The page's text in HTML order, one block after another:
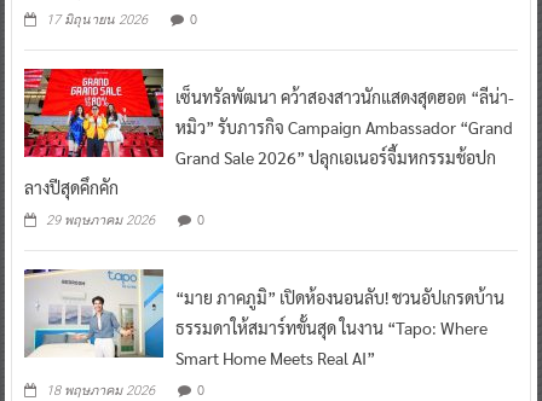
17 มิถุนายน 2026 0
เซ็นทรัลพัฒนา คว้าสองสาวนักแสดงสุดฮอต “ลีน่า-
หมิว” รับภารกิจ Campaign Ambassador “Grand
Grand Sale 2026” ปลุกเอเนอร์จี้มหกรรมช้อปก
ลางปีสุดคึกคัก
29 พฤษภาคม 2026 0
“มาย ภาคภูมิ” เปิดห้องนอนลับ! ชวนอัปเกรดบ้าน
ธรรมดาให้สมาร์ทขั้นสุด ในงาน “Tapo: Where
Smart Home Meets Real AI”
18 พฤษภาคม 2026 0